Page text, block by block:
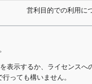
営利目的での利用に
表示するか、ライセンスへ
っても構いません。